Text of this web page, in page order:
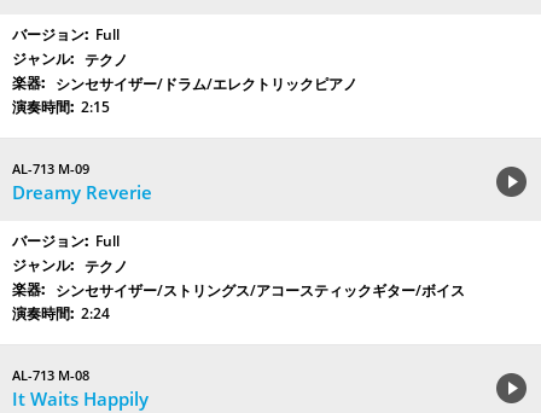
Full
テクノ
シンセサイザー/ドラム/エレクトリックピアノ
2:15
AL-713 M-09
Dreamy Reverie
Full
テクノ
シンセサイザー/ストリングス/アコースティックギター/ボイス
2:24
AL-713 M-08
It Waits Happily